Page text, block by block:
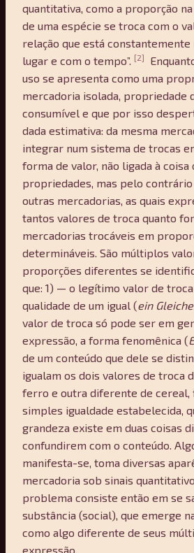
quantitativa, como a proporção
de uma espécie se troca com o
relação que está constantemente
lugar e com o tempo”. [2]
uso se apresenta como uma
mercadoria isolada, propriedade
consumível e que por isso
dada estimativa: da mesma
integrar num sistema de trocas
forma de valor, não ligada à coisa
propriedades, mas pelo
outras mercadorias, as quais
tantos valores de troca quanto
mercadorias trocáveis em
determináveis. São múltiplos
proporções diferentes se
que: 1) — o legítimo valor de
qualidade de um igual (ein
valor de troca só pode ser em
expressão, a forma fenomênica (
de um conteúdo que dele se
igualam os dois valores de troca
ferro e outra diferente de cereal,
simples igualdade estabelecida,
grandeza existe em duas coisas
confundirem com o conteúdo.
manifesta-se, toma diversas
mercadoria sob sinais
problema consiste então em se
substância (social), que emerge
como algo diferente de seus
expressão.